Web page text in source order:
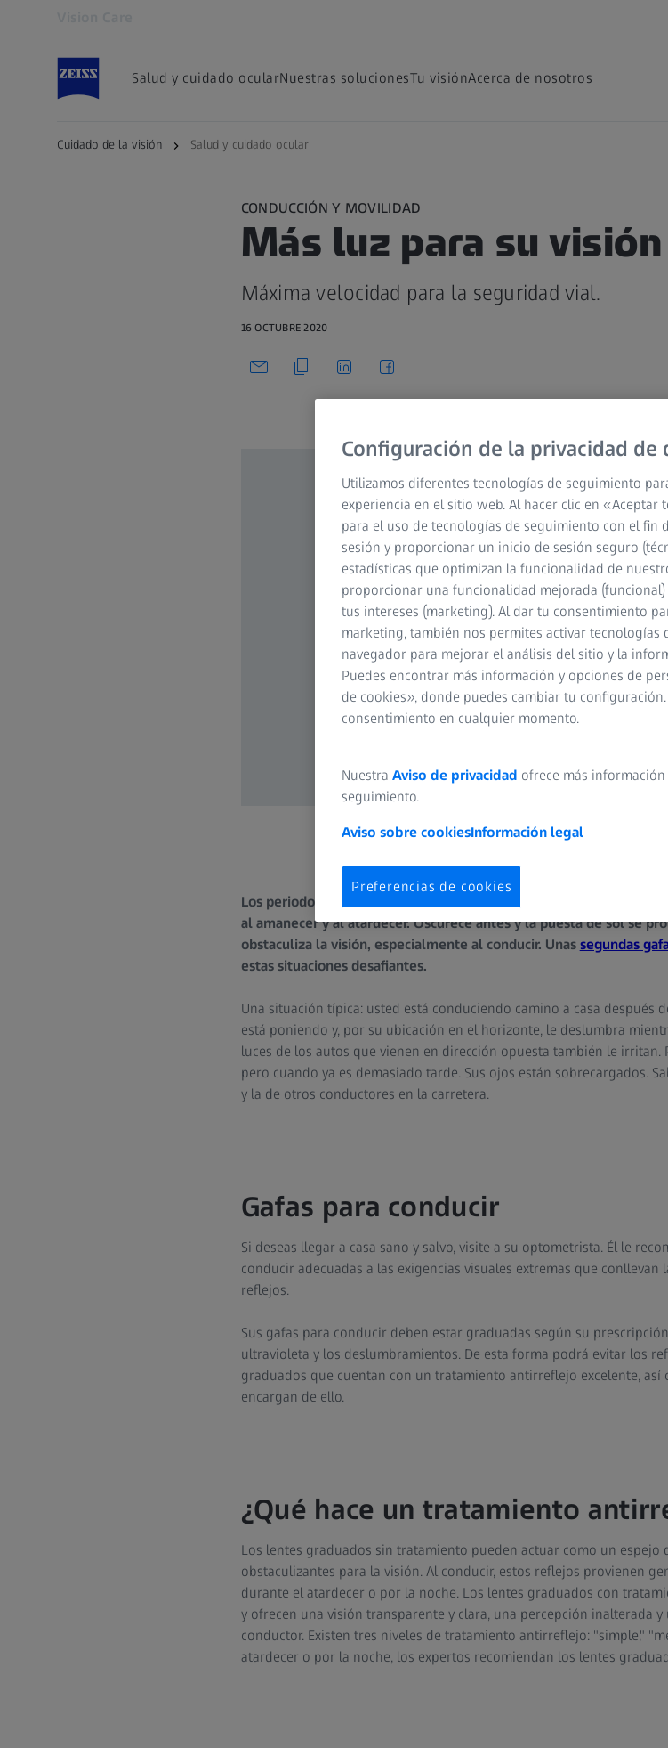
Salud y cuidado ocularNuestras solucionesTu visiónAcerca de nosotros
Cuidado de la visión Salud y cuidado ocular
CONDUCCIÓN Y MOVILIDAD
Más luz para su visión
Máxima velocidad para la seguridad vial.
16 OCTUBRE 2020
Los periodos de transición de otoño e invierno son especialmente
al amanecer y al atardecer. Oscurece antes y la puesta de sol se
obstaculiza la visión, especialmente al conducir. Unas segundas
estas situaciones desafiantes.
Una situación típica: usted está conduciendo camino a casa después
está poniendo y, por su ubicación en el horizonte, le deslumbra
luces de los autos que vienen en dirección opuesta también le
pero cuando ya es demasiado tarde. Sus ojos están sobrecargados.
y la de otros conductores en la carretera.
Gafas para conducir
Si deseas llegar a casa sano y salvo, visite a su optometrista. Él le
conducir adecuadas a las exigencias visuales extremas que conllevan
reflejos.
Sus gafas para conducir deben estar graduadas según su
ultravioleta y los deslumbramientos. De esta forma podrá evitar los
graduados que cuentan con un tratamiento antirreflejo excelente, así
encargan de ello.
¿Qué hace un tratamiento
Los lentes graduados sin tratamiento pueden actuar como un
obstaculizantes para la visión. Al conducir, estos reflejos provienen
durante el atardecer o por la noche. Los lentes graduados con
y ofrecen una visión transparente y clara, una percepción inalterada
conductor. Existen tres niveles de tratamiento antirreflejo: "simple,"
atardecer o por la noche, los expertos recomiendan los lentes
Configuración de la privacidad de
Utilizamos diferentes tecnologías de seguimiento
experiencia en el sitio web. Al hacer clic en «Aceptar
para el uso de tecnologías de seguimiento con el fin
sesión y proporcionar un inicio de sesión seguro
estadísticas que optimizan la funcionalidad de
proporcionar una funcionalidad mejorada
tus intereses (marketing). Al dar tu consentimiento
marketing, también nos permites activar tecnologías
navegador para mejorar el análisis del sitio y la
Puedes encontrar más información y opciones de
de cookies», donde puedes cambiar tu
consentimiento en cualquier momento.
Nuestra Aviso de privacidad ofrece más
seguimiento.
Aviso sobre cookiesInformación legal
Preferencias de cookies